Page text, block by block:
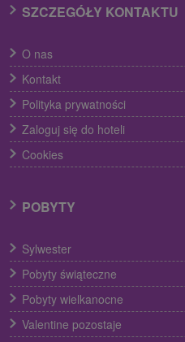
SZCZEGÓŁY KONTAKTU
O nas
Kontakt
Polityka prywatności
Zaloguj się do hoteli
Cookies
POBYTY
Sylwester
Pobyty świąteczne
Pobyty wielkanocne
Valentine pozostaje